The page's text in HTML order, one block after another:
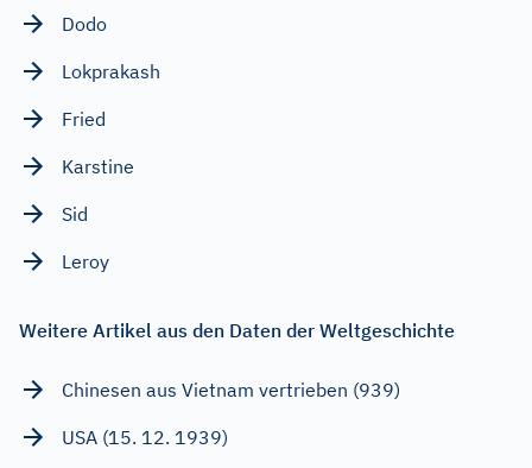
Dodo
Lokprakash
Fried
Karstine
Sid
Leroy
Weitere Artikel aus den Daten der Weltgeschichte
Chinesen aus Vietnam vertrieben (939)
USA (15. 12. 1939)